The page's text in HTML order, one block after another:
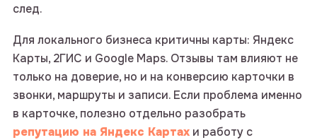
след.
Для локального бизнеса критичны карты: Яндекс
Карты, 2ГИС и Google Maps. Отзывы там влияют не
только на доверие, но и на конверсию карточки в
звонки, маршруты и записи. Если проблема именно
в карточке, полезно отдельно разобрать
репутацию на Яндекс Картах и работу с